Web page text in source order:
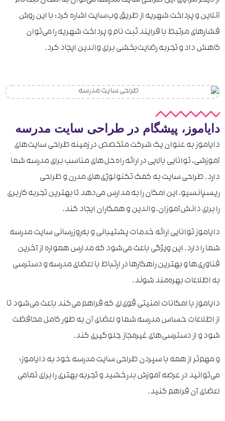
آنلاین و پرداخت شهریه از طریق وب‌سایت اشاره کرد؛ با این روش
فشار‌های مرتبط با فرایند ثبت نام و پرداخت شهریه را می‌توان
کاهش داد و تجربه رضایت‌بخشی برای والدین ایجاد کرد.
دایاموز، پیشگام در طراحی سایت مدرسه
دایاموز به عنوان یک شرکت متخصص در زمینه طراحی سایت‌های
آموزشی، توانایی بالایی در ارائه راه‌حل‌های مناسب برای مدرسه شما
دارد. طراحی سایت به کمک تکنولوژی‌های مدرن و طراحی
ریسپانسیو، این امکان را به مدارس می‌دهد تا بهترین تجربه کاربری
را برای دانش‌آموزان، والدین و همکاران ایجاد کند.
دایاموز توانایی ارائه خدمات پشتیبانی و به‌روزرسانی سایت مدرسه
شما را دارد. این ویژگی باعث می‌شود که مدارس همواره از آخرین
فناوری‌ها و بهترین راهکارها در ارتباط با اعضای مدرسه و دسترسی
به اطلاعات بهره‌مند شوند.
دایاموز با امکانات امنیتی قوی‌ای که فراهم می‌کند باعث می‌شود تا
از اطلاعات حساس مدرسه شما و اعضای آن به طور کامل محافظت
شود و از دسترسی‌های غیرمجاز جلوگیری کند.
و مهم‌تر از همه با سپردن طراحی سایت مدرسه خود به دایاموز؛
می‌توانید در عرصه آموزش بدرخشید و تجربه بهتری را برای تمامی
اعضای آن فراهم کنید.